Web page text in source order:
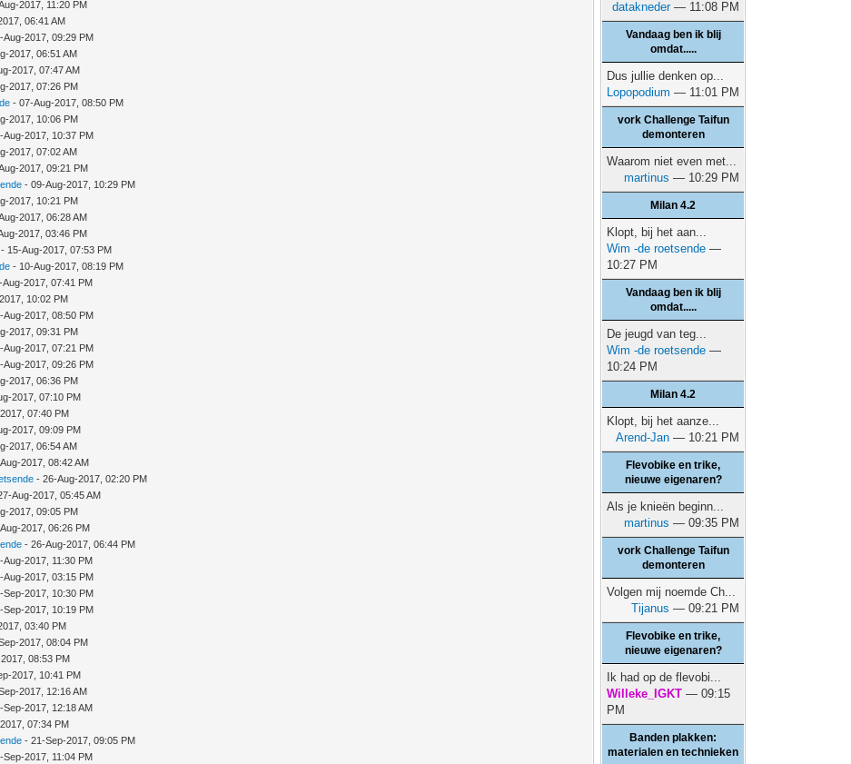
2017, 11:20 PM
06:41 AM
Aug-2017, 09:29 PM
2017, 06:51 AM
2017, 07:47 AM
2017, 07:26 PM
- 07-Aug-2017, 08:50 PM
2017, 10:06 PM
Aug-2017, 10:37 PM
2017, 07:02 AM
2017, 09:21 PM
- 09-Aug-2017, 10:29 PM
2017, 10:21 PM
2017, 06:28 AM
2017, 03:46 PM
- 15-Aug-2017, 07:53 PM
- 10-Aug-2017, 08:19 PM
Aug-2017, 07:41 PM
10:02 PM
Aug-2017, 08:50 PM
2017, 09:31 PM
Aug-2017, 07:21 PM
Aug-2017, 09:26 PM
2017, 06:36 PM
2017, 07:10 PM
07:40 PM
2017, 09:09 PM
2017, 06:54 AM
2017, 08:42 AM
- 26-Aug-2017, 02:20 PM
Aug-2017, 05:45 AM
2017, 09:05 PM
2017, 06:26 PM
- 26-Aug-2017, 06:44 PM
Aug-2017, 11:30 PM
Aug-2017, 03:15 PM
Sep-2017, 10:30 PM
Sep-2017, 10:19 PM
03:40 PM
2017, 08:04 PM
08:53 PM
2017, 10:41 PM
2017, 12:16 AM
Sep-2017, 12:18 AM
07:34 PM
- 21-Sep-2017, 09:05 PM
Sep-2017, 11:04 PM
datakneder— 11:08 PM
Vandaag ben ik blij
omdat.....
Dus jullie denken op...
Lopopodium — 11:01 PM
vork Challenge Taifun
demonteren
Waarom niet even met...
martinus — 10:29 PM
Milan 4.2
Klopt, bij het aan...
Wim -de roetsende —
10:27 PM
Vandaag ben ik blij
omdat.....
De jeugd van teg...
Wim -de roetsende —
10:24 PM
Milan 4.2
Klopt, bij het aanze...
Arend-Jan — 10:21 PM
Flevobike en trike,
nieuwe eigenaren?
Als je knieën beginn...
martinus — 09:35 PM
vork Challenge Taifun
demonteren
Volgen mij noemde Ch...
Tijanus — 09:21 PM
Flevobike en trike,
nieuwe eigenaren?
Ik had op de flevobi...
Willeke_IGKT — 09:15
PM
Banden plakken:
materialen en technieken